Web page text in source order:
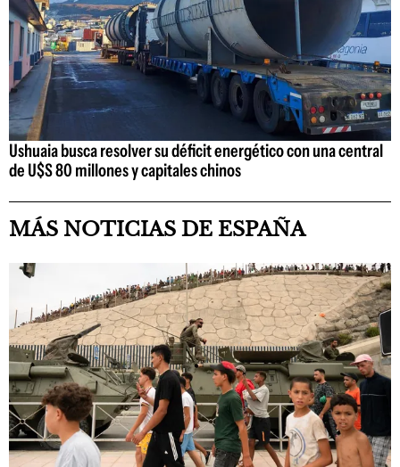
Ushuaia busca resolver su déficit energético con una central
de U$S 80 millones y capitales chinos
MÁS NOTICIAS DE ESPAÑA